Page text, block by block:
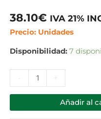
38.10€ IVA 21%
Precio: Unidades
Disponibilidad: 7
+
Añadir al